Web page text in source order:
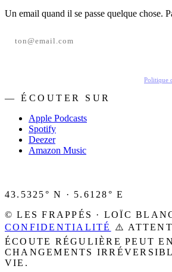
Un email quand il se passe quelque chose.
Politique
— ÉCOUTER SUR
Apple Podcasts
Spotify
Deezer
Amazon Music
43.5325° N · 5.6128° E
© LES FRAPPÉS · LOÏC
CONFIDENTIALITÉ
⚠️
ÉCOUTE RÉGULIÈRE PEUT
CHANGEMENTS
VIE.